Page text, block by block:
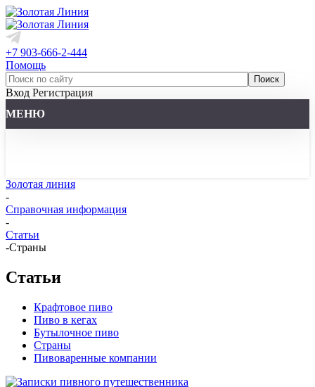
+7 903-666-2-444
Помощь
Вход Регистрация
МЕНЮ
Золотая линия
-
Справочная информация
-
Статьи
-Страны
Статьи
Крафтовое пиво
Пиво в кегах
Бутылочное пиво
Страны
Пивоваренные компании